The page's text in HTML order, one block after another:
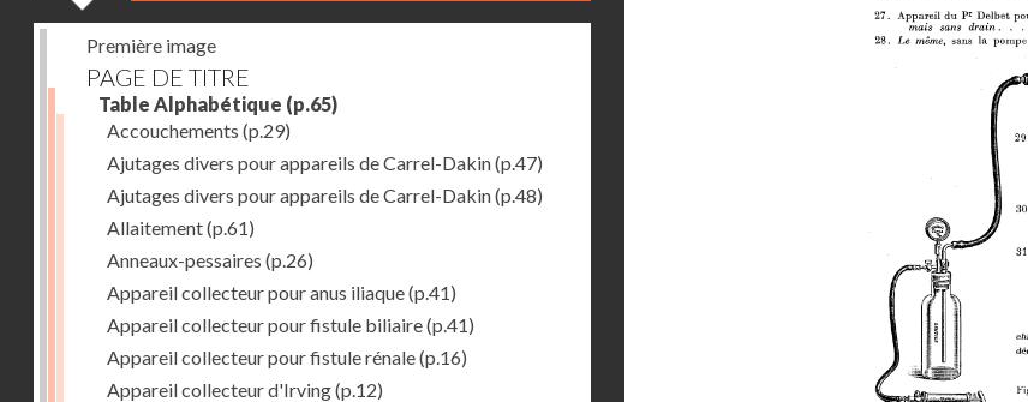
Première image
PAGE DE TITRE
Table Alphabétique (p.65)
Accouchements (p.29)
Ajutages divers pour appareils de Carrel-Dakin(p.47)
Ajutages divers pour appareils de Carrel-Dakin(p.48)
Allaitement(p.61)
Anneaux-pessaires (p.26)
Appareil collecteur pour anus iliaque(p.41)
Appareil collecteur pour fistule biliaire(p.41)
Appareil collecteur pour fistule rénale(p.16)
Appareil collecteur d'Irving(p.12)